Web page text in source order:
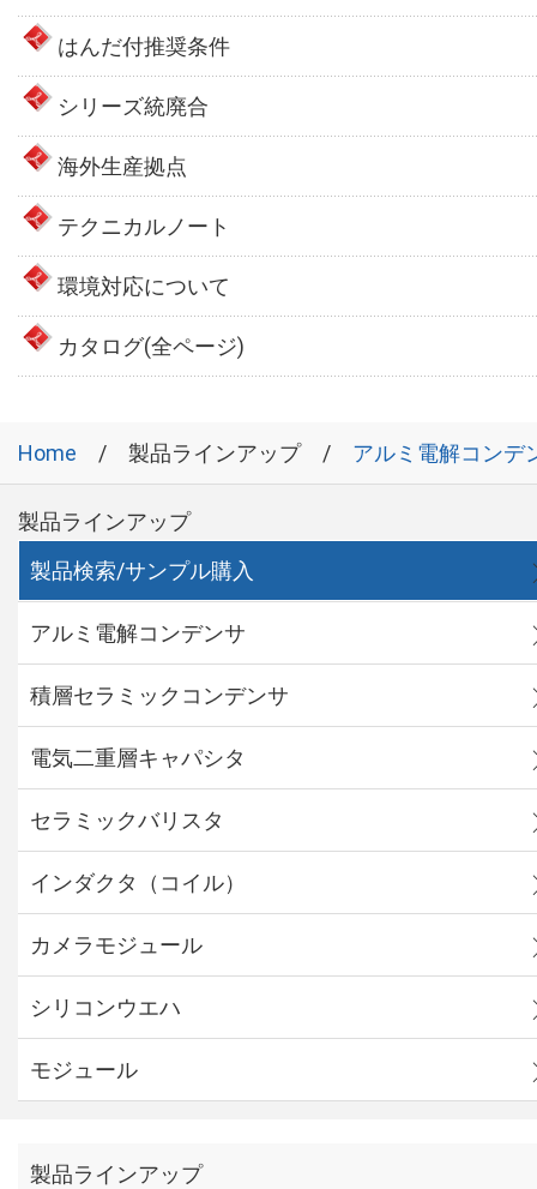
はんだ付推奨条件
シリーズ統廃合
海外生産拠点
テクニカルノート
環境対応について
カタログ(全ページ)
Home 製品ラインアップ アルミ電解コンデ
製品ラインアップ
製品検索/サンプル購入
アルミ電解コンデンサ
積層セラミックコンデンサ
電気二重層キャパシタ
セラミックバリスタ
インダクタ（コイル）
カメラモジュール
シリコンウエハ
モジュール
製品ラインアップ